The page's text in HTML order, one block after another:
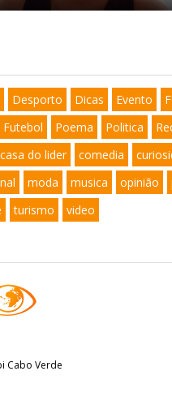
Desporto Dicas Evento
Futebol Poema Politica
casa do lider comedia
moda musica opinião
turismo video
Cabo Verde